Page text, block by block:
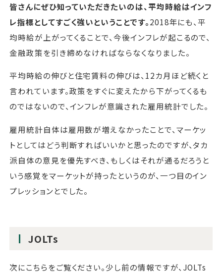
皆さんにぜひ知っていただきたいのは、平均時給はインフ
レ指標としてすごく強いということです。2018年にも、平
均時給が上がってくることで、今後インフレが起こるので、
金融政策を引き締めなければならなくなりました。
平均時給の伸びと住宅賃料の伸びは、12カ月ほど続くと
言われています。政策をすぐに変えたから下がってくるも
のではないので、インフレが意識された雇用統計でした。
雇用統計自体は雇用数が増えなかったことで、マーケッ
トとしてはどう判断すればいいかと思ったのですが、タカ
派自体の意見を優先すべき、もしくはそれが通るだろうと
いう感覚をマーケットが持ったというのが、一つ目のイン
プレッションとでした。
JOLTs
次にこちらをご覧ください。少し前の情報ですが、JOLTs